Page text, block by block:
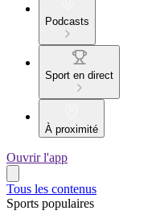
Podcasts
Sport en direct
À proximité
Ouvrir l'app
Tous les contenus
Sports populaires